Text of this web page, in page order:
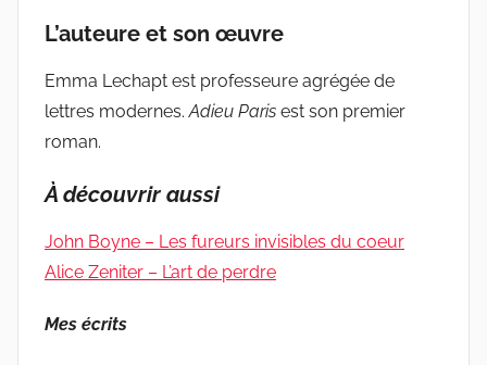
L’auteure et son œuvre
Emma Lechapt est professeure agrégée de
lettres modernes.Adieu Paris est son premier
roman.
À découvrir aussi
John Boyne – Les fureurs invisibles du coeur
Alice Zeniter – L’art de perdre
Mes écrits